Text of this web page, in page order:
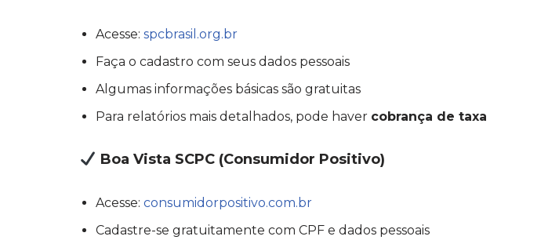
Acesse: spcbrasil.org.br
Faça o cadastro com seus dados pessoais
Algumas informações básicas são gratuitas
Para relatórios mais detalhados, pode haver cobrança de taxa
Boa Vista SCPC (Consumidor Positivo)
Acesse: consumidorpositivo.com.br
Cadastre-se gratuitamente com CPF e dados pessoais